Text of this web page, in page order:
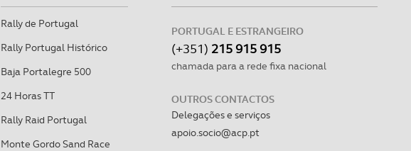
Rally de Portugal
Rally Portugal Histórico
Baja Portalegre 500
24 Horas TT
Rally Raid Portugal
Monte Gordo Sand Race
PORTUGAL E ESTRANGEIRO
(+351) 215 915 915
chamada para a rede fixa nacional
OUTROS CONTACTOS
Delegações e serviços
apoio.socio@acp.pt